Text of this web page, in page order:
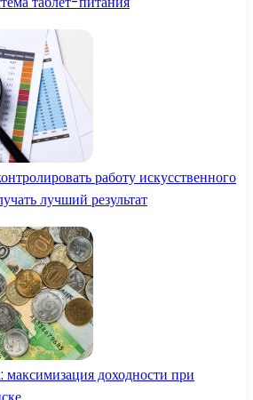
работу искусственного
лучший результат
максимизация доходности при